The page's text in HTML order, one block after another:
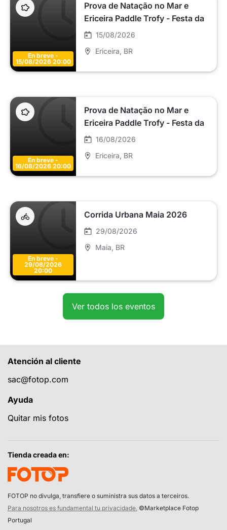
En breve -
15/08/2026 20:00
Prova de Natação no Mar e
Ericeira Paddle Trofy - Festa da
Nossa Senhora da Boa Viagem
15/08/2026
Ericeira , BR
En breve -
16/08/2026 20:00
Prova de Natação no Mar e
Ericeira Paddle Trofy - Festa da
Nossa Senhora da Boa Viagem
16/08/2026
Ericeira , BR
En breve -
29/08/2026
20:00
Corrida Urbana Maia 2026
29/08/2026
Maia , BR
Ver todos los eventos
Atención al cliente
sac@fotop.com
Ayuda
Quitar mis fotos
Tienda creada en:
FOTOP no divulga, transfiere o suministra sus datos a terceiros.
Para nosotros es fundamental tu privacidade. ©Marketplace Fotop
Portugal